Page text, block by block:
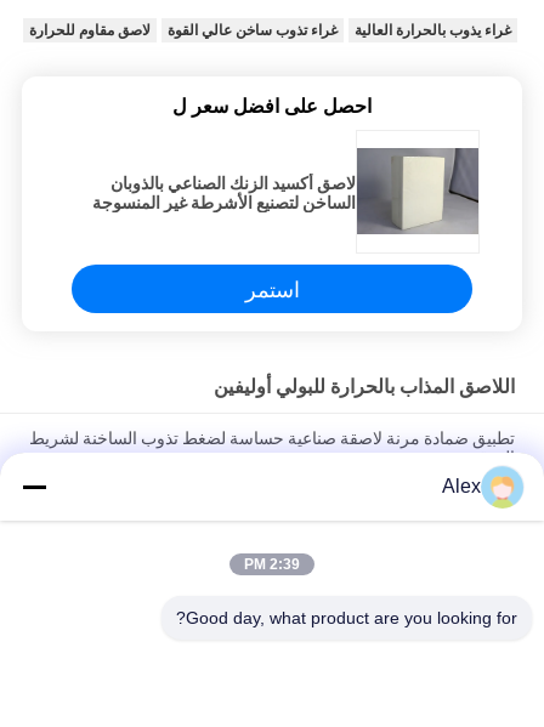
غراء يذوب بالحرارة العالية غراء تذوب ساخن عالي القوة لاصق مقاوم للحرارة
احصل على افضل سعر ل
لاصق أكسيد الزنك الصناعي بالذوبان
الساخن لتصنيع الأشرطة غير المنسوجة
استمر
اللاصق المذاب بالحرارة للبولي أوليفين
تطبيق ضمادة مرنة لاصقة صناعية حساسة لضغط تذوب الساخنة لشريط
الورق
المنشط الغراء
Alex
2:39 PM
Good day, what product are you looking for?